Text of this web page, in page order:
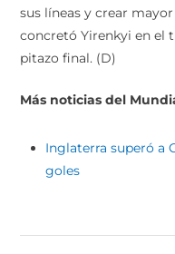
sus líneas y crear
concretó Yirenkyi en el
pitazo final. (D)
Más noticias del
Inglaterra superó a
goles